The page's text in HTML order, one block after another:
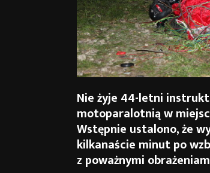
Nie żyje 44-letni
motoparalotnią w
Wstępnie ustalono, że
kilkanaście minut po
z poważnymi